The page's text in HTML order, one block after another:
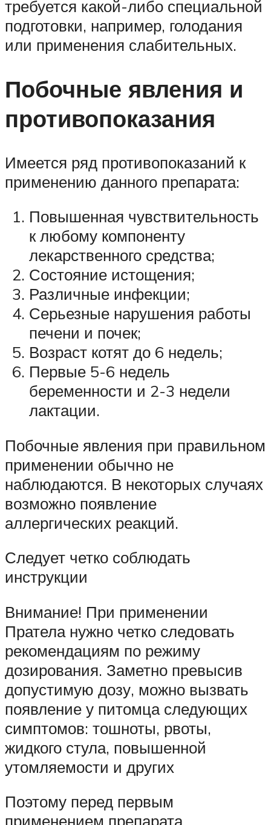
требуется какой-либо специальной
подготовки, например, голодания
или применения слабительных.
Побочные явления и
противопоказания
Имеется ряд противопоказаний к
применению данного препарата:
Повышенная чувствительность
к любому компоненту
лекарственного средства;
Состояние истощения;
Различные инфекции;
Серьезные нарушения работы
печени и почек;
Возраст котят до 6 недель;
Первые 5-6 недель
беременности и 2-3 недели
лактации.
Побочные явления при правильном
применении обычно не
наблюдаются. В некоторых случаях
возможно появление
аллергических реакций.
Следует четко соблюдать
инструкции
Внимание! При применении
Пратела нужно четко следовать
рекомендациям по режиму
дозирования. Заметно превысив
допустимую дозу, можно вызвать
появление у питомца следующих
симптомов: тошноты, рвоты,
жидкого стула, повышенной
утомляемости и других
Поэтому перед первым
применением препарата